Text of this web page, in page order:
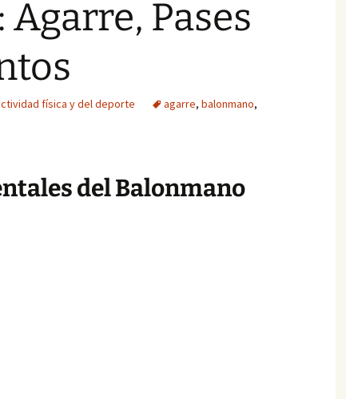
Pases
física y del deporte agarre, balonmano,
del Balonmano